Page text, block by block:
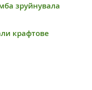
зруйнувала
крафтове